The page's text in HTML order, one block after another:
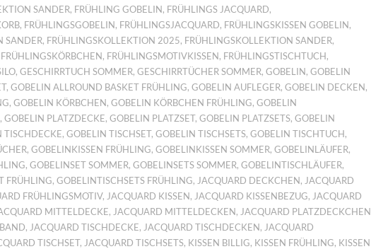
SANDER, FRÜHLING GOBELIN, FRÜHLINGS JACQUARD,
, FRÜHLINGSGOBELIN, FRÜHLINGSJACQUARD, FRÜHLINGSKISSEN GOBELIN,
SANDER, FRÜHLINGSKOLLEKTION 2025, FRÜHLINGSKOLLEKTION SANDER,
FRÜHLINGSKÖRBCHEN, FRÜHLINGSMOTIVKISSEN, FRÜHLINGSTISCHTUCH,
, GESCHIRRTUCH SOMMER, GESCHIRRTÜCHER SOMMER, GOBELIN, GOBELIN
, GOBELIN ALLROUND BASKET FRÜHLING, GOBELIN AUFLEGER, GOBELIN DECKEN,
, GOBELIN KÖRBCHEN, GOBELIN KÖRBCHEN FRÜHLING, GOBELIN
, GOBELIN PLATZDECKE, GOBELIN PLATZSET, GOBELIN PLATZSETS, GOBELIN
TISCHDECKE, GOBELIN TISCHSET, GOBELIN TISCHSETS, GOBELIN TISCHTUCH,
, GOBELINKISSEN FRÜHLING, GOBELINKISSEN SOMMER, GOBELINLÄUFER,
, GOBELINSET SOMMER, GOBELINSETS SOMMER, GOBELINTISCHLÄUFER,
FRÜHLING, GOBELINTISCHSETS FRÜHLING, JACQUARD DECKCHEN, JACQUARD
FRÜHLINGSMOTIV, JACQUARD KISSEN, JACQUARD KISSENBEZUG, JACQUARD
MITTELDECKE, JACQUARD MITTELDECKEN, JACQUARD PLATZDECKCHEN
, JACQUARD TISCHDECKE, JACQUARD TISCHDECKEN, JACQUARD
TISCHSET, JACQUARD TISCHSETS, KISSEN BILLIG, KISSEN FRÜHLING, KISSEN